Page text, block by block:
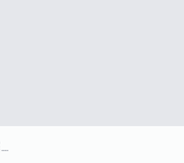
巴特罗之家 - 巴塞罗那